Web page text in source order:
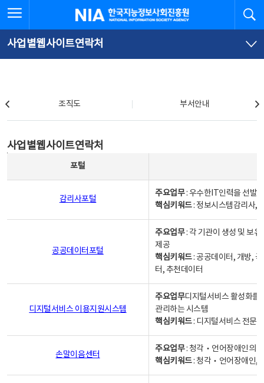
문
로
가
체
뉴
바
가
한국지능정보사회진흥원
사업별웹사이트연락처
조직도 부서안내
사업별웹사이트연락처
포털
감리사포털
주요업무: 우수한IT인력을 선발
핵심키워드: 정보시스템감리사,
공공데이터포털
주요업무: 각 기관이 생성 및 보
제공
핵심키워드: 공공데이터, 개방,
터, 추천데이터
디지털서비스 이용지원시스템
주요업무디지털서비스 활성화를
관리하는 시스템
핵심키워드: 디지털서비스 전문
손말이음센터
주요업무: 청각‧언어장애인의
핵심키워드: 청각‧언어장애인,